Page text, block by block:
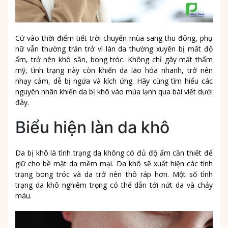
Cứ vào thời điểm tiết trời chuyển mùa sang thu đông, phụ
nữ vẫn thường trăn trở vì làn da thường xuyên bị mất độ
ẩm, trở nên khô sần, bong tróc. Không chỉ gây mất thẩm
mỹ, tình trạng này còn khiến da lão hóa nhanh, trở nên
nhạy cảm, dễ bị ngứa và kích ứng. Hãy cùng tìm hiểu các
nguyên nhân khiến da bị khô vào mùa lạnh qua bài viết dưới
đây.
Biểu hiện làn da khô
Da bị khô là tình trạng da không có đủ độ ẩm cần thiết để
giữ cho bề mặt da mềm mại. Da khô sẽ xuất hiện các tình
trạng bong tróc và da trở nên thô ráp hơn. Một số tình
trạng da khô nghiêm trọng có thể dẫn tới nứt da và chảy
máu.